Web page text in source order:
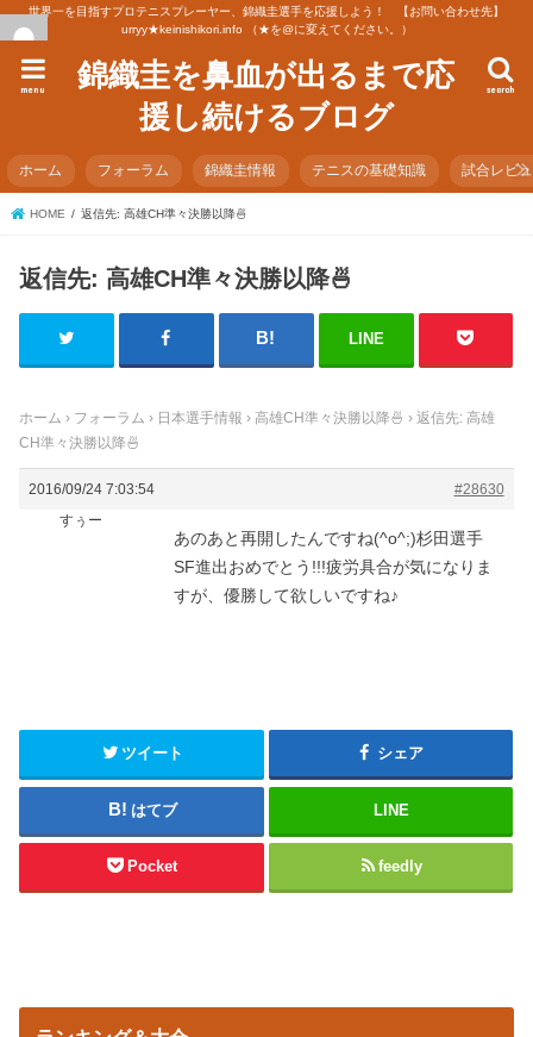
世界一を目指すプロテニスプレーヤー、錦織圭選手を応援しよう！ 【お問い合わせ先】
urryy★keinishikori.info （★を@に変えてください。）
錦織圭を鼻血が出るまで応
援し続けるブログ
search
menu
ホーム フォーラム 錦織圭情報 テニスの基礎知識 試合レビ
HOME 返信先: 高雄CH準々決勝以降🍜
返信先: 高雄CH準々決勝以降🍜
LINE
ホーム › フォーラム › 日本選手情報 › 高雄CH準々決勝以降🍜 › 返信先: 高雄
CH準々決勝以降🍜
2016/09/24 7:03:54
#28630
すぅー
あのあと再開したんですね(^o^;)杉田選手
SF進出おめでとう!!!疲労具合が気になりま
すが、優勝して欲しいですね♪
ツイート シェア
はてブ LINE
Pocket feedly